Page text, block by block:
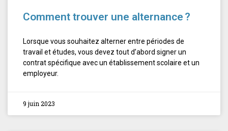
Comment trouver une alternance ?
Lorsque vous souhaitez alterner entre périodes de
travail et études, vous devez tout d’abord signer un
contrat spécifique avec un établissement scolaire et un
employeur.
9 juin 2023